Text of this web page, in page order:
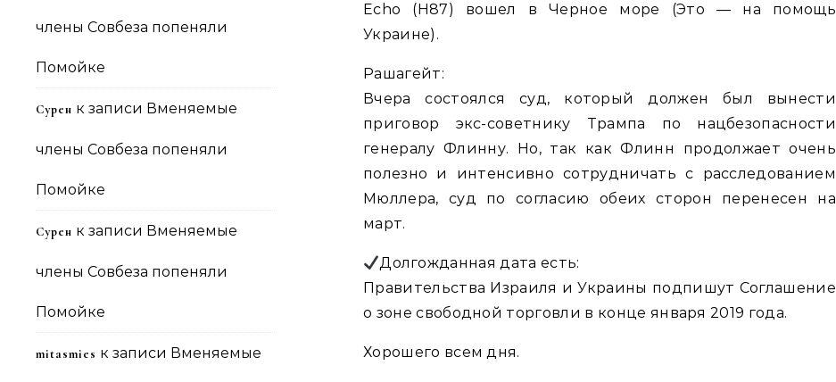
члены Совбеза попеняли
Помойке
Сурен к записи Вменяемые
члены Совбеза попеняли
Помойке
Сурен к записи Вменяемые
члены Совбеза попеняли
Помойке
mitasmies к записи Вменяемые
Echo (H87) вошел в Черное море (Это — на помощь
Украине).
Рашагейт:
Вчера состоялся суд, который должен был вынести
приговор экс-советнику Трампа по нацбезопасности
генералу Флинну. Но, так как Флинн продолжает очень
полезно и интенсивно сотрудничать с расследованием
Мюллера, суд по согласию обеих сторон перенесен на
март.
Долгожданная дата есть:
Правительства Израиля и Украины подпишут Соглашение
о зоне свободной торговли в конце января 2019 года.
Хорошего всем дня.